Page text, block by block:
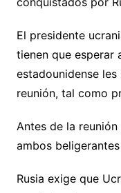
El presidente
tienen que esperar
estadounidense
reunión, tal como
Antes de la
ambos
Rusia exige que